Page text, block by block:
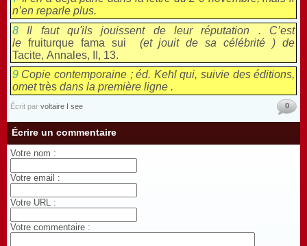
n’en reparle plus.
8Il faut qu'ils jouissent de leur réputation . C’est
le fruiturque fama sui (et jouit de sa célébrité ) de
Tacite, Annales, II, 13.
9Copie contemporaine ; éd. Kehl qui, suivie des éditions,
omettrèsdans la première ligne .
Écrit par voltaire I see 0
Écrire un commentaire
Votre nom :
Votre email :
Votre URL :
Votre commentaire :